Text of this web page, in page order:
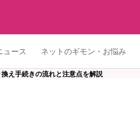
ュース ネットのギモン・お悩み
え手続きの流れと注意点を解説